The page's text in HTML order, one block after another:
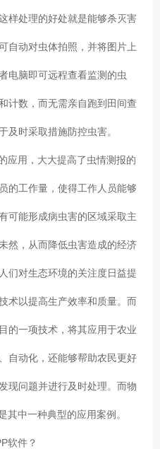
样处理的好处就是能够杀灭害
自动对虫体拍照，并将图片上
电脑即可远程查看监测的虫
计数，而无需亲自跑到田间查
及时采取措施防控虫害。
应用，大大提高了虫情测报的
的工作量，使得工作人员能够
可能形成病虫害的区域采取主
然，从而降低虫害造成的经济
们对生态环境的关注度日益提
术以提高生产效率和质量。而
的一项技术，将其应用于农业
自动化，还能够帮助农民更好
现问题并进行及时处理。而物
其中一种典型的应用案例。
软件？